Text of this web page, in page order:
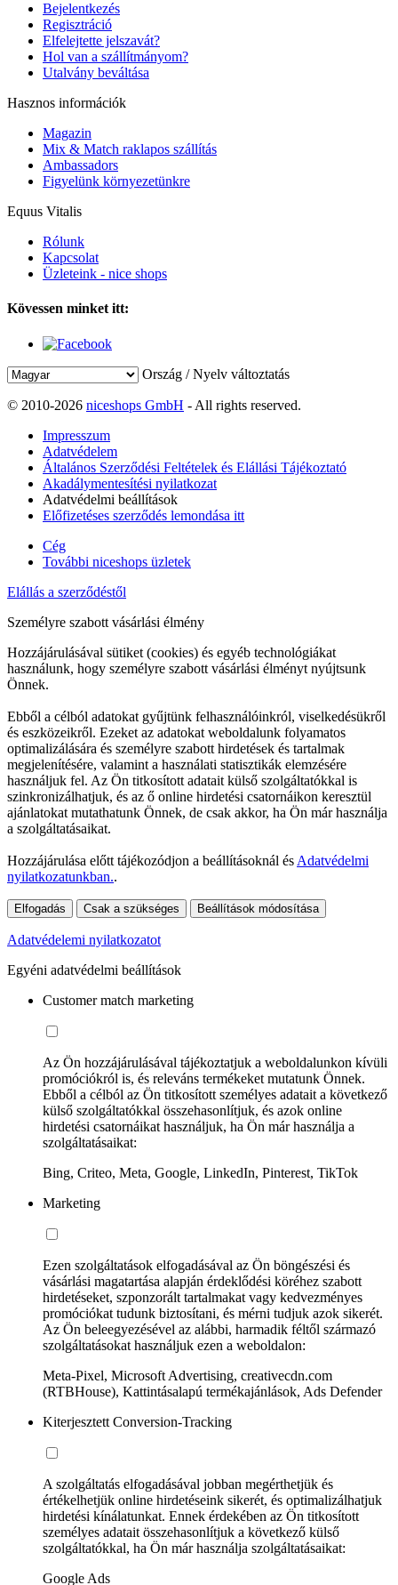
Bejelentkezés
Regisztráció
Elfelejtette jelszavát?
Hol van a szállítmányom?
Utalvány beváltása
Hasznos információk
Magazin
Mix & Match raklapos szállítás
Ambassadors
Figyelünk környezetünkre
Equus Vitalis
Rólunk
Kapcsolat
Üzleteink - nice shops
Kövessen minket itt:
Ország / Nyelv változtatás
© 2010-2026 niceshops GmbH - All rights reserved.
Impresszum
Adatvédelem
Általános Szerződési Feltételek és Elállási Tájékoztató
Akadálymentesítési nyilatkozat
Adatvédelmi beállítások
Előfizetéses szerződés lemondása itt
Cég
További niceshops üzletek
Elállás a szerződéstől
Személyre szabott vásárlási élmény
Hozzájárulásával sütiket (cookies) és egyéb technológiákat
használunk, hogy személyre szabott vásárlási élményt nyújtsunk
Önnek.
Ebből a célból adatokat gyűjtünk felhasználóinkról, viselkedésükről
és eszközeikről. Ezeket az adatokat weboldalunk folyamatos
optimalizálására és személyre szabott hirdetések és tartalmak
megjelenítésére, valamint a használati statisztikák elemzésére
használjuk fel. Az Ön titkosított adatait külső szolgáltatókkal is
szinkronizálhatjuk, és az ő online hirdetési csatornáikon keresztül
ajánlatokat mutathatunk Önnek, de csak akkor, ha Ön már használja
a szolgáltatásaikat.
Hozzájárulása előtt tájékozódjon a beállításoknál és Adatvédelmi
nyilatkozatunkban..
Elfogadás Csak a szükséges Beállítások módosítása
Adatvédelemi nyilatkozatot
Egyéni adatvédelmi beállítások
Customer match marketing
Az Ön hozzájárulásával tájékoztatjuk a weboldalunkon kívüli
promóciókról is, és releváns termékeket mutatunk Önnek.
Ebből a célból az Ön titkosított személyes adatait a következő
külső szolgáltatókkal összehasonlítjuk, és azok online
hirdetési csatornáikat használjuk, ha Ön már használja a
szolgáltatásaikat:
Bing, Criteo, Meta, Google, LinkedIn, Pinterest, TikTok
Marketing
Ezen szolgáltatások elfogadásával az Ön böngészési és
vásárlási magatartása alapján érdeklődési köréhez szabott
hirdetéseket, szponzorált tartalmakat vagy kedvezményes
promóciókat tudunk biztosítani, és mérni tudjuk azok sikerét.
Az Ön beleegyezésével az alábbi, harmadik féltől származó
szolgáltatásokat használjuk ezen a weboldalon:
Meta-Pixel, Microsoft Advertising, creativecdn.com
(RTBHouse), Kattintásalapú termékajánlások, Ads Defender
Kiterjesztett Conversion-Tracking
A szolgáltatás elfogadásával jobban megérthetjük és
értékelhetjük online hirdetéseink sikerét, és optimalizálhatjuk
hirdetési kínálatunkat. Ennek érdekében az Ön titkosított
személyes adatait összehasonlítjuk a következő külső
szolgáltatókkal, ha Ön már használja szolgáltatásaikat:
Google Ads